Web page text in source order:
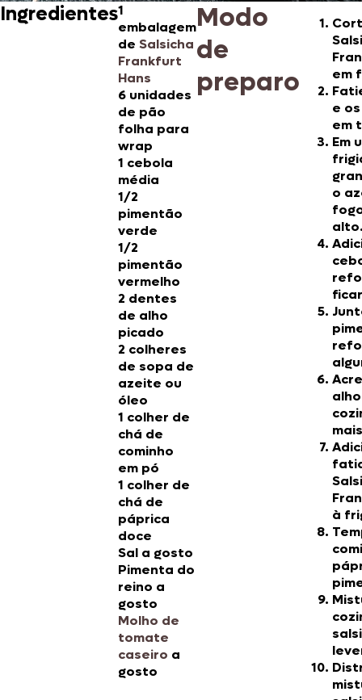
Ingredientes1
embalagem
de Salsicha
Frankfurt
Hans
6 unidades
de pão
folha para
wrap
1 cebola
média
1/2
pimentão
verde
1/2
pimentão
vermelho
2 dentes
de alho
picado
2 colheres
de sopa de
azeite ou
óleo
1 colher de
chá de
cominho
em pó
1 colher de
chá de
páprica
doce
Sal a gosto
Pimenta do
reino a
gosto
Molho de
tomate
caseiro a
gosto
Modo
de
preparo
em
e
em
Em
o
à